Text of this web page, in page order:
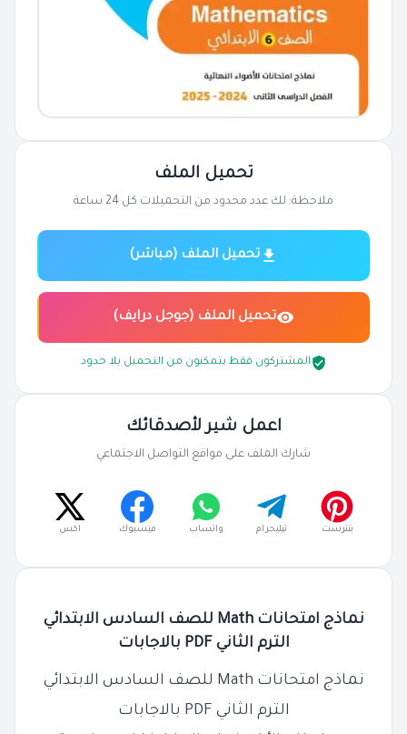
نماذج امتحانات Math للصف السادس الابتدائي
الترم الثاني PDF بالاجابات
نماذج امتحانات Math للصف السادس الابتدائي
الترم الثاني PDF بالاجابات
تحميل الملف
ملاحظة: لك عدد محدود من التحميلات كل 24 ساعة
تحميل الملف (مباشر)
تحميل الملف (جوجل درايف)
المشتركون فقط يتمكنون من التحميل بلا حدود
اعمل شير لأصدقائك
شارك الملف على مواقع التواصل الاجتماعي
بنترست تيليجرام واتساب فيسبوك اكس